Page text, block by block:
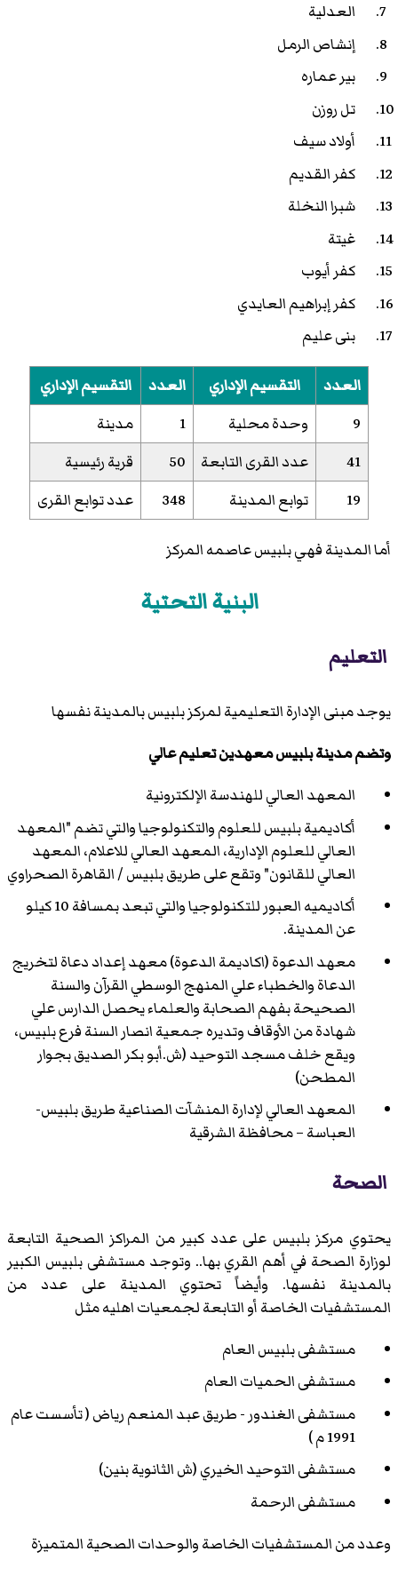
العدلية
إنشاص الرمل
بير عماره
تل روزن
أولاد سيف
كفر القديم
شبرا النخلة
غيتة
كفر أيوب
كفر إبراهيم العايدي
بنى عليم
العدد التقسيم الإداري العدد
التقسيم الإداري
9
وحدة محلية 1
مدينة
41
عدد القرى التابعة 50
قرية رئيسية
19
توابع المدينة 348 عدد توابع القرى
أما المدينة فهي بلبيس عاصمه المركز
البنية التحتية
التعليم
يوجد مبنى الإدارة التعليمية لمركز بلبيس بالمدينة نفسها
وتضم مدينة بلبيس معهدين تعليم عالي
المعهد العالي للهندسة الإلكترونية
أكاديمية بلبيس للعلوم والتكنولوجيا والتي تضم "المعهد
العالي للعلوم الإدارية، المعهد العالي للاعلام، المعهد
العالي للقانون" وتقع على طريق بلبيس / القاهرة الصحراوي
أكاديميه العبور للتكنولوجيا
والتي تبعد بمسافة 10 كيلو
عن المدينة.
معهد الدعوة (اكاديمة الدعوة) معهد إعداد دعاة لتخريج
الدعاة والخطباء علي المنهج الوسطي القرآن والسنة
الصحيحة بفهم الصحابة والعلماء يحصل الدارس علي
شهادة من الأوقاف وتديره جمعية انصار السنة فرع بلبيس،
ويقع خلف مسجد التوحيد (ش.أبو بكر الصديق بجوار
المطحن)
المعهد العالي لإدارة المنشآت الصناعية طريق بلبيس-
العباسة – محافظة الشرقية
الصحة
يحتوي مركز بلبيس على عدد كبير من المراكز الصحية التابعة
لوزارة الصحة في أهم القري بها.. وتوجد مستشفى بلبيس الكبير
بالمدينة نفسها. وأيضاً تحتوي المدينة على عدد من
المستشفيات الخاصة أو التابعة لجمعيات اهليه مثل
مستشفى بلبيس العام
مستشفى الحميات العام
مستشفى الغندور - طريق عبد المنعم رياض ( تأسست عام
1991 م )
مستشفى التوحيد الخيري (ش الثانوية بنين)
مستشفى الرحمة
وعدد من المستشفيات الخاصة والوحدات الصحية المتميزة